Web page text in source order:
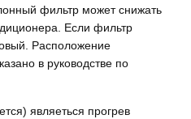
фильтр может снижать
Если фильтр
Расположение
в руководстве по
являеться прогрев